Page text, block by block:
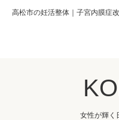
高松市の妊活整体｜子宮内膜症
女性が輝く